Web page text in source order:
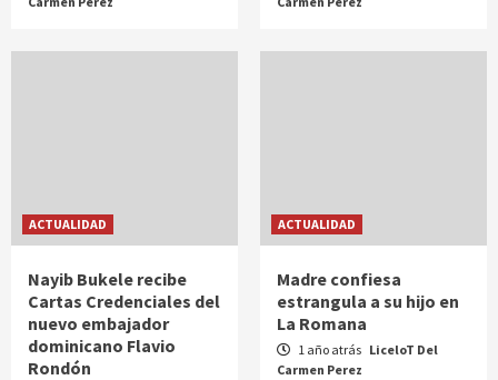
ACTUALIDAD
Nayib Bukele recibe
Cartas Credenciales del
nuevo embajador
dominicano Flavio
Rondón
ACTUALIDAD
Madre confiesa
estrangula a su hijo en
La Romana
1 año atrás LiceloT Del
Carmen Perez